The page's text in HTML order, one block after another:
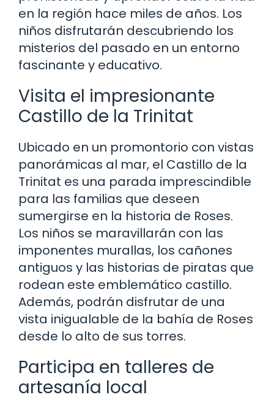
en la región hace miles de años. Los
niños disfrutarán descubriendo los
misterios del pasado en un entorno
fascinante y educativo.
Visita el impresionante
Castillo de la Trinitat
Ubicado en un promontorio con vistas
panorámicas al mar, el Castillo de la
Trinitat es una parada imprescindible
para las familias que deseen
sumergirse en la historia de Roses.
Los niños se maravillarán con las
imponentes murallas, los cañones
antiguos y las historias de piratas que
rodean este emblemático castillo.
Además, podrán disfrutar de una
vista inigualable de la bahía de Roses
desde lo alto de sus torres.
Participa en talleres de
artesanía local